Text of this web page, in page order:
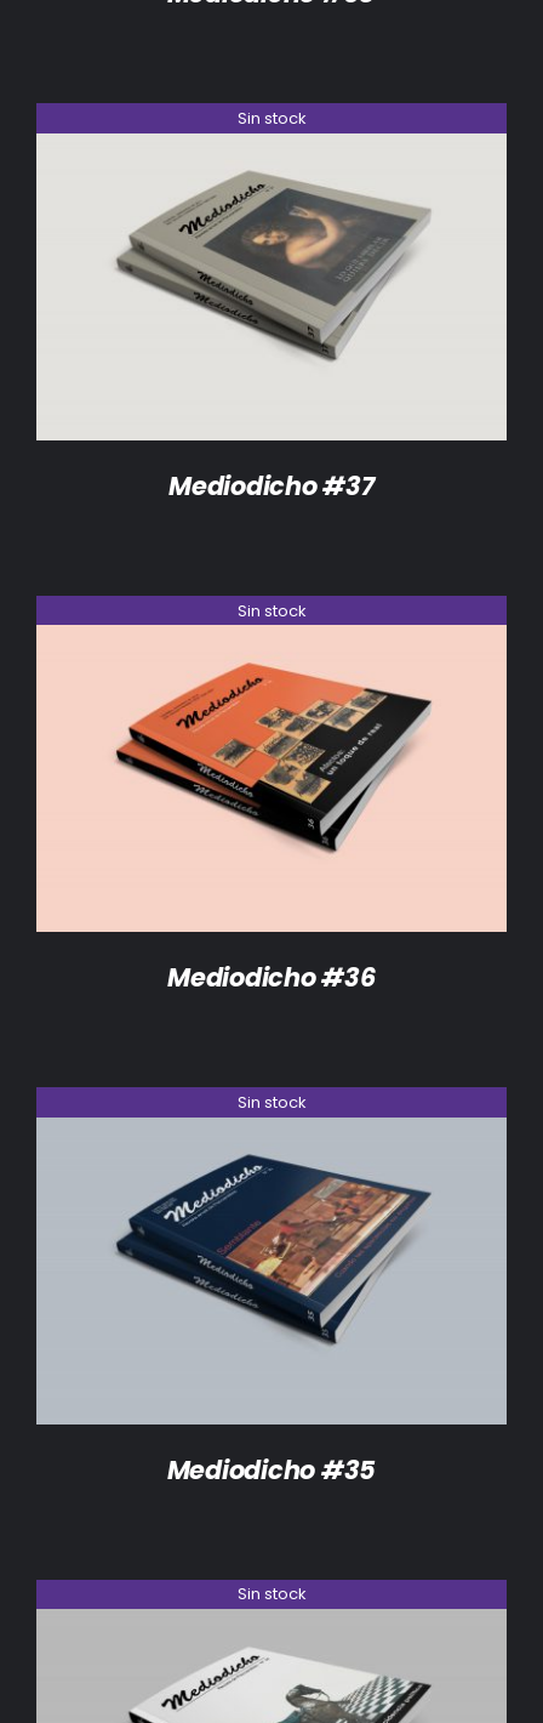
Sin stock
DETALLES
Mediodicho #37
Sin stock
DETALLES
Mediodicho #36
Sin stock
DETALLES
Mediodicho #35
Sin stock